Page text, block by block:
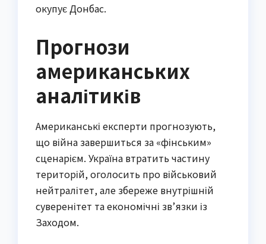
окупує Донбас.
Прогнози
американських
аналітиків
Американські експерти прогнозують,
що війна завершиться за «фінським»
сценарієм. Україна втратить частину
територій, оголосить про військовий
нейтралітет, але збереже внутрішній
суверенітет та економічні зв’язки із
Заходом.